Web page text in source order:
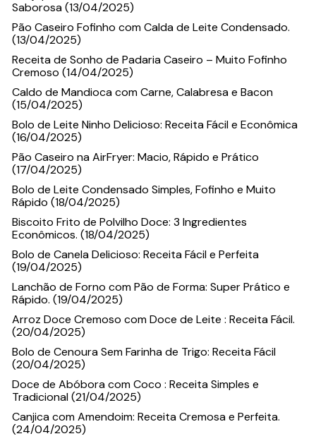
Saborosa (13/04/2025)
Pão Caseiro Fofinho com Calda de Leite Condensado.
(13/04/2025)
Receita de Sonho de Padaria Caseiro – Muito Fofinho
Cremoso (14/04/2025)
Caldo de Mandioca com Carne, Calabresa e Bacon
(15/04/2025)
Bolo de Leite Ninho Delicioso: Receita Fácil e Econômica
(16/04/2025)
Pão Caseiro na AirFryer: Macio, Rápido e Prático
(17/04/2025)
Bolo de Leite Condensado Simples, Fofinho e Muito
Rápido (18/04/2025)
Biscoito Frito de Polvilho Doce: 3 Ingredientes
Econômicos. (18/04/2025)
Bolo de Canela Delicioso: Receita Fácil e Perfeita
(19/04/2025)
Lanchão de Forno com Pão de Forma: Super Prático e
Rápido. (19/04/2025)
Arroz Doce Cremoso com Doce de Leite : Receita Fácil.
(20/04/2025)
Bolo de Cenoura Sem Farinha de Trigo: Receita Fácil
(20/04/2025)
Doce de Abóbora com Coco : Receita Simples e
Tradicional (21/04/2025)
Canjica com Amendoim: Receita Cremosa e Perfeita.
(24/04/2025)